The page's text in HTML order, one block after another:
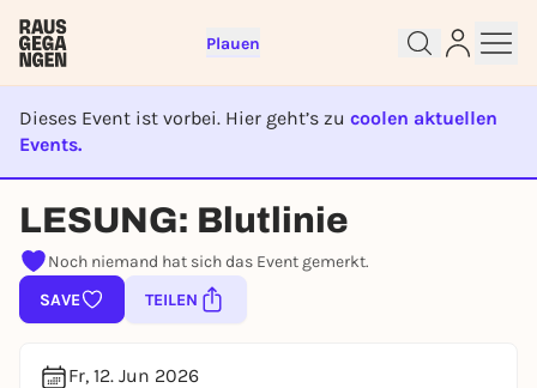
Plauen
Dieses Event ist vorbei. Hier geht’s zu coolen aktuellen
Events.
EVENT IST BEENDET
LESUNG: Blutlinie
Noch niemand hat sich das Event gemerkt.
SAVE
TEILEN
Fr, 12. Jun 2026
Sign up for free and get started
right away
To like events, follow pages, or participate in
lotteries, you need a free Rausgegangen account.
REGISTER FOR FREE NOW
You already have an account?